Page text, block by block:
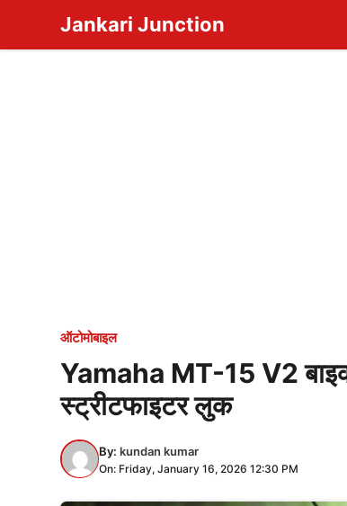
content
Jankari Junction
ऑटोमोबाइल
Yamaha MT-15 V2
स्ट्रीटफाइटर लुक
By: kundan kumar
On: Friday, January 16, 2026 12:30 PM